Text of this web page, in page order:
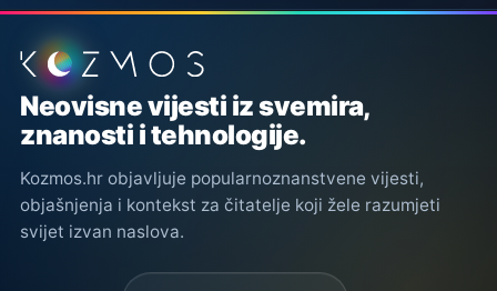
Podnožje stranice
Neovisne vijesti iz svemira,
znanosti i tehnologije.
Kozmos.hr objavljuje popularnoznanstvene vijesti,
objašnjenja i kontekst za čitatelje koji žele razumjeti
svijet izvan naslova.